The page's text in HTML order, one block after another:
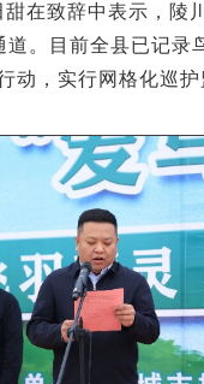
甜在致辞中表示，陵
道。目前全县已记录
动，实行网格化巡